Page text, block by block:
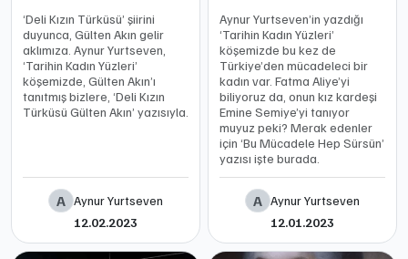
‘Deli Kızın Türküsü’ şiirini
duyunca, Gülten Akın gelir
aklımıza. Aynur Yurtseven,
‘Tarihin Kadın Yüzleri’
köşemizde, Gülten Akın’ı
tanıtmış bizlere, ‘Deli Kızın
Türküsü Gülten Akın’ yazısıyla.
A Aynur Yurtseven
12.02.2023
Aynur Yurtseven’in yazdığı
‘Tarihin Kadın Yüzleri’
köşemizde bu kez de
Türkiye’den mücadeleci bir
kadın var. Fatma Aliye’yi
biliyoruz da, onun kız kardeşi
Emine Semiye’yi tanıyor
muyuz peki? Merak edenler
için ‘Bu Mücadele Hep Sürsün’
yazısı işte burada.
A Aynur Yurtseven
12.01.2023